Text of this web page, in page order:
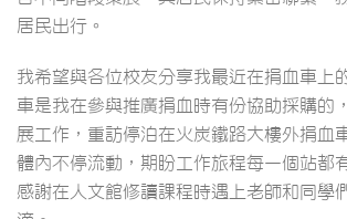
居民出行。
我希望與各位校友分享我最近在捐血車上
車是我在參與推廣捐血時有份協助採購的
展工作，重訪停泊在火炭鐵路大樓外捐血
體內不停流動，期盼工作旅程每一個站都
感謝在人文館修讀課程時遇上老師和同學